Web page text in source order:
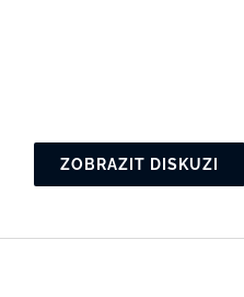
ZOBRAZIT DISKUZI